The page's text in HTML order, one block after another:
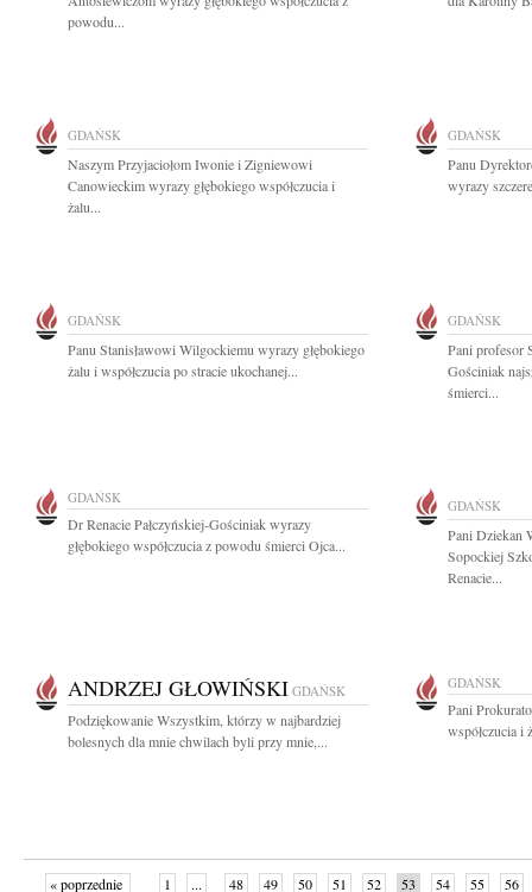
powodu...
GDAŃSK
Naszym Przyjaciołom Iwonie i Zigniewowi
Canowieckim wyrazy głębokiego współczucia i
żalu...
GDAŃSK
Panu
wyrazy
GDAŃSK
Panu Stanisławowi Wilgockiemu wyrazy głębokiego
żalu i współczucia po stracie ukochanej...
GDAŃSK
Pani profesor
Gościniak
śmierci...
GDAŃSK
Dr Renacie Pałczyńskiej-Gościniak wyrazy
głębokiego współczucia z powodu śmierci Ojca...
GDAŃSK
Pani Dziekan
Sopockiej
Renacie...
ANDRZEJ GŁOWIŃSKI GDAŃSK
Podziękowanie Wszystkim, którzy w najbardziej
bolesnych dla mnie chwilach byli przy mnie,...
GDAŃSK
Pani
współczucia i
« poprzednie 1 ... 48 49 50 51 52 53 54 55 56